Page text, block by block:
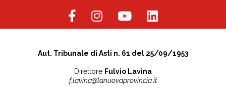
Aut. Tribunale di Asti n. 61 del 25/09/1953
Direttore Fulvio Lavina
f.lavina@lanuovaprovincia.it